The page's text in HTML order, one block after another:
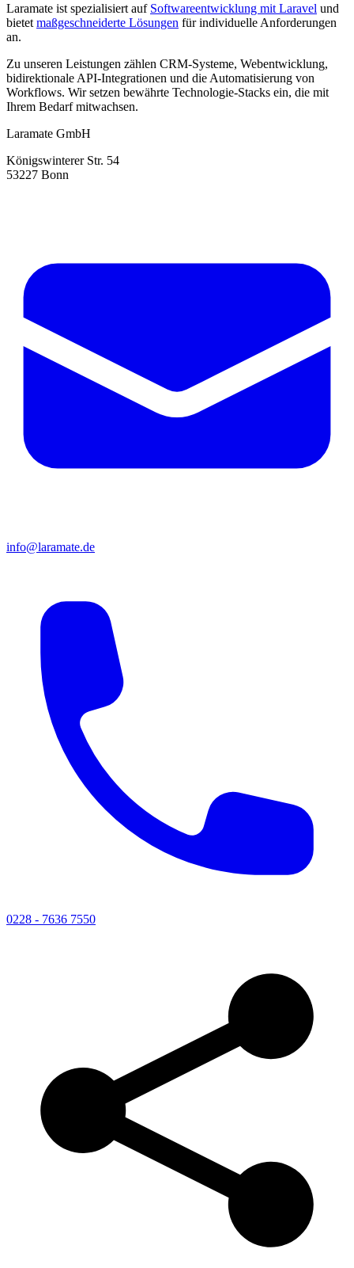
Laramate ist spezialisiert auf Softwareentwicklung mit Laravel und
bietet maßgeschneiderte Lösungen für individuelle Anforderungen
an.
Zu unseren Leistungen zählen CRM-Systeme, Webentwicklung,
bidirektionale API-Integrationen und die Automatisierung von
Workflows. Wir setzen bewährte Technologie-Stacks ein, die mit
Ihrem Bedarf mitwachsen.
Laramate GmbH
Königswinterer Str. 54
53227 Bonn
info@laramate.de
0228 - 7636 7550